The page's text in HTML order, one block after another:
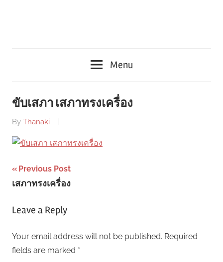
Menu
ขับเสภา เสภาทรงเครื่อง
By Thanaki
Post
navigation
Previous Post
เสภาทรงเครื่อง
Leave a Reply
Your email address will not be published. Required
fields are marked *